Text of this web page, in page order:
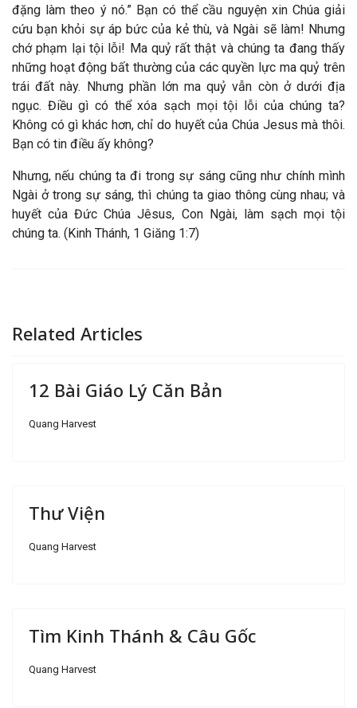
đặng làm theo ý nó.” Bạn có thể cầu nguyện xin Chúa giải
cứu bạn khỏi sự áp bức của kẻ thù, và Ngài sẽ làm! Nhưng
chớ phạm lại tội lỗi! Ma quỷ rất thật và chúng ta đang thấy
những hoạt động bất thường của các quyền lực ma quỷ trên
trái đất này. Nhưng phần lớn ma quỷ vẫn còn ở dưới địa
ngục. Điều gì có thể xóa sạch mọi tội lỗi của chúng ta?
Không có gì khác hơn, chỉ do huyết của Chúa Jesus mà thôi.
Bạn có tin điều ấy không?
Nhưng, nếu chúng ta đi trong sự sáng cũng như chính mình
Ngài ở trong sự sáng, thì chúng ta giao thông cùng nhau; và
huyết của Đức Chúa Jêsus, Con Ngài, làm sạch mọi tội
chúng ta. (Kinh Thánh, 1 Giăng 1:7)
Related Articles
12 Bài Giáo Lý Căn Bản
Quang Harvest
Thư Viện
Quang Harvest
Tìm Kinh Thánh & Câu Gốc
Quang Harvest